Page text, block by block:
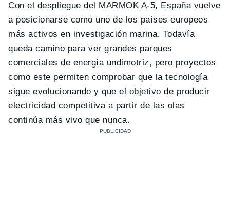
Con el despliegue del MARMOK A-5, España vuelve
a posicionarse como uno de los países europeos
más activos en investigación marina. Todavía
queda camino para ver grandes parques
comerciales de energía undimotriz, pero proyectos
como este permiten comprobar que la tecnología
sigue evolucionando y que el objetivo de producir
electricidad competitiva a partir de las olas
continúa más vivo que nunca.